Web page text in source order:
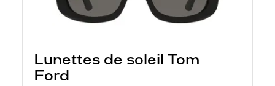
Lunettes de soleil Tom
Ford